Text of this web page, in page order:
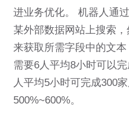
进业务优化。 机器人通
某外部数据网站上搜索
来获取所需字段中的文
需要6人平均8小时可以
人平均5小时可完成300
500%~600%。